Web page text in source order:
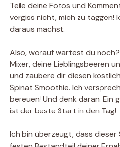
Teile deine Fotos und
vergiss nicht, mich zu taggen!
daraus machst.
Also, worauf wartest du
Mixer, deine Lieblingsbeeren
und zaubere dir diesen
Spinat Smoothie. Ich
bereuen! Und denk daran: Ein
ist der beste Start in den Tag!
Ich bin überzeugt, dass dieser